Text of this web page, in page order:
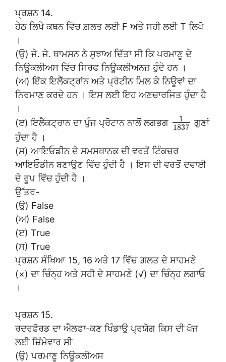
ਪ੍ਰਸ਼ਨ 14.
ਹੇਠ ਲਿਖੇ ਕਥਨ ਵਿੱਚ ਗ਼ਲਤ ਲਈ F ਅਤੇ ਸਹੀ ਲਈ T ਲਿਖੋ
।
(ਉ) ਜੇ. ਜੇ. ਥਾਮਸਨ ਨੇ ਸੁਝਾਅ ਦਿੱਤਾ ਸੀ ਕਿ ਪਰਮਾਣੂ ਦੇ
ਨਿਊਕਲੀਅਸ ਵਿੱਚ ਸਿਰਫ ਨਿਊਕਲੀਅਨਜ਼ ਹੁੰਦੇ ਹਨ ।
(ਅ) ਇੱਕ ਇਲੈੱਕਟ੍ਰਾਂਨ ਅਤੇ ਪ੍ਰੋਟੀਨ ਮਿਲ ਕੇ ਨਿਊਵਾਂ ਦਾ
ਨਿਰਮਾਣ ਕਰਦੇ ਹਨ । ਇਸ ਲਈ ਇਹ ਅਣਚਾਰਜਿਤ ਹੁੰਦਾ ਹੈ
।
(ੲ) ਇਲੈੱਕਟ੍ਰਾਨ ਦਾ ਪੁੰਜ ਪ੍ਰੋਟਾਨ ਨਾਲੋਂ ਲਗਭਗ
1
1837 ਗੁਣਾਂ
ਹੁੰਦਾ ਹੈ ।
(ਸ) ਆਇਓਡੀਨ ਦੇ ਸਮਸਥਾਨਕ ਦੀ ਵਰਤੋਂ ਟਿੰਕਚਰ
ਆਇਓਡੀਨ ਬਣਾਉਣ ਵਿੱਚ ਹੁੰਦੀ ਹੈ । ਇਸ ਦੀ ਵਰਤੋਂ ਦਵਾਈ
ਦੇ ਰੂਪ ਵਿੱਚ ਹੁੰਦੀ ਹੈ ।
ਉੱਤਰ-
(ਉ) False
(ਅ) False
(ੲ) True
(ਸ) True
ਪ੍ਰਸ਼ਨ ਸੰਖਿਆ 15, 16 ਅਤੇ 17 ਵਿੱਚ ਗ਼ਲਤ ਦੇ ਸਾਹਮਣੇ
(×) ਦਾ ਚਿੰਨ੍ਹ ਅਤੇ ਸਹੀ ਦੇ ਸਾਹਮਣੇ (√) ਦਾ ਚਿੰਨ੍ਹ ਲਗਾਓ
।
ਪ੍ਰਸ਼ਨ 15.
ਰਦਰਫੋਰਡ ਦਾ ਐਲਫਾ-ਕਣ ਖਿੰਡਾਉ ਪ੍ਰਯੋਗ ਕਿਸ ਦੀ ਖੋਜ
ਲਈ ਜ਼ਿੰਮੇਵਾਰ ਸੀ
(ਉ) ਪਰਮਾਣੂ ਨਿਊਕਲੀਅਸ